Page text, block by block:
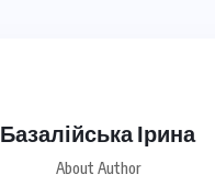
Базалійська Ірина
About Author